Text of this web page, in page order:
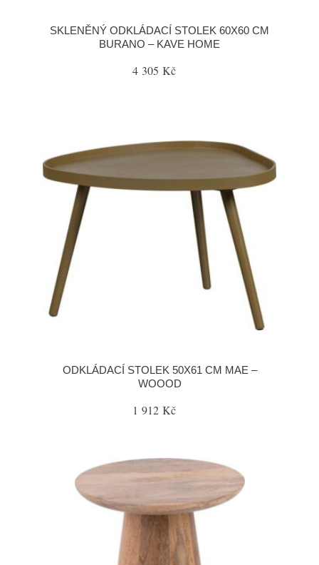
SKLENĚNÝ ODKLÁDACÍ STOLEK 60X60 CM
BURANO – KAVE HOME
4 305 Kč
ODKLÁDACÍ STOLEK 50X61 CM MAE –
WOOOD
1 912 Kč